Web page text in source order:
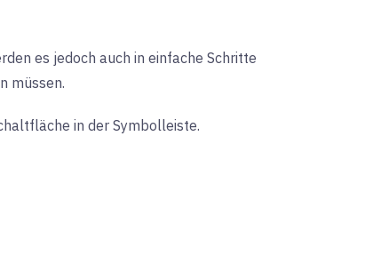
es jedoch auch in einfache Schritte
müssen.
in der Symbolleiste.